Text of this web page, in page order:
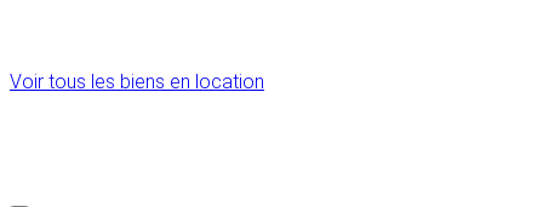
Voir tous les biens en location